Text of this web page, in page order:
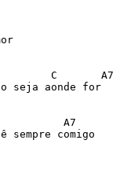
C
seja aonde for
A7
sempre comigo